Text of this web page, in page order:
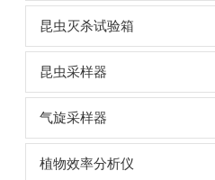
昆虫灭杀试验箱
昆虫采样器
气旋采样器
植物效率分析仪